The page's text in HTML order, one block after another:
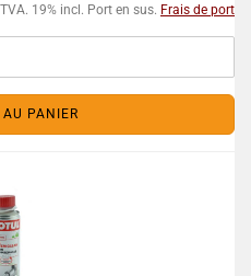
TVA. 19% incl. Port en sus. Frais de port
PANIER